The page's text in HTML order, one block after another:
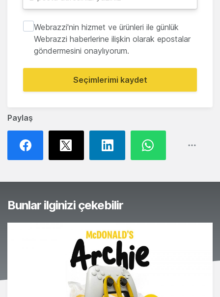
Paylaş
Webrazzi'nin hizmet ve ürünleri ile günlük
Webrazzi haberlerine ilişkin olarak epostalar
göndermesini onaylıyorum.
Seçimlerimi kaydet
Bunlar ilginizi çekebilir